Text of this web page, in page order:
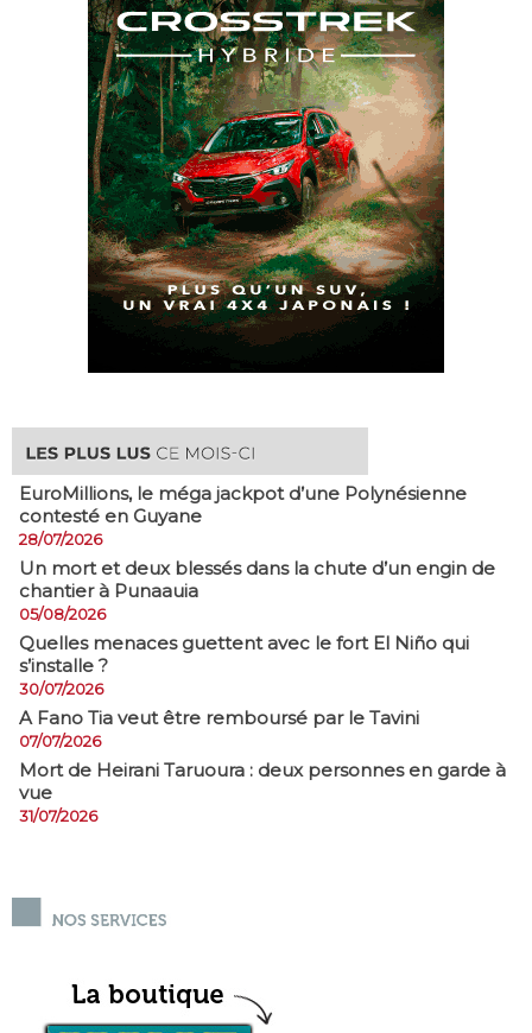
EuroMillions, ​le méga jackpot d’une Polynésienne
contesté en Guyane
28/07/2026
​Un mort et deux blessés dans la chute d’un engin de
chantier à Punaauia
05/08/2026
Quelles menaces guettent avec le fort El Niño qui
s’installe ?
30/07/2026
A Fano Tia veut être remboursé par le Tavini
07/07/2026
Mort de Heirani Taruoura : deux personnes en garde à
vue
31/07/2026